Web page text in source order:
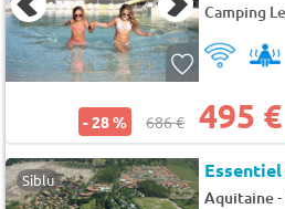
Camping
- 28 % 686 € 495 €
Siblu Essentiel
Aquitaine-